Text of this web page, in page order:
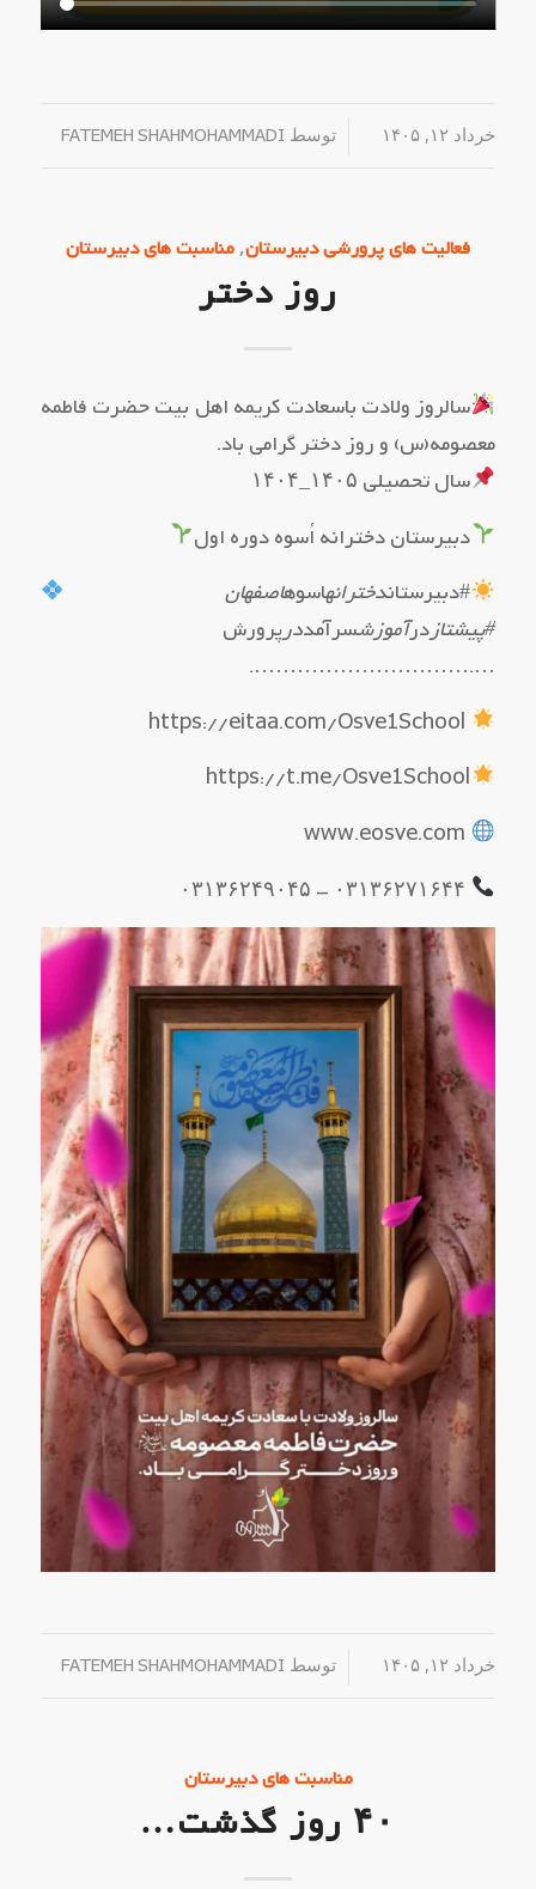
خرداد ۱۲, ۱۴۰۵ / توسط FATEMEH SHAHMOHAMMADI
فعالیت های پرورشی دبیرستان, مناسبت های دبیرستان
روز دختر
سالروز ولادت باسعادت کریمه اهل بیت حضرت فاطمه
معصومه(س) و روز دختر گرامی باد.
سال تحصیلی ۱۴۰۵_۱۴۰۴
دبیرستان دخترانه اُسوه دوره اول
#دبیرستاندخترانهاسوهاصفهان
#پیشتازدرآموزشسرآمددرپرورش
….………………………….
https://t.me/Osve1School
خرداد ۱۲, ۱۴۰۵ / توسط FATEMEH SHAHMOHAMMADI
مناسبت های دبیرستان
۴۰ روز گذشت…